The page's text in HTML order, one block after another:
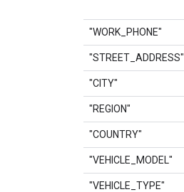
"WORK_PHONE"
"STREET_ADDRESS"
"CITY"
"REGION"
"COUNTRY"
"VEHICLE_MODEL"
"VEHICLE_TYPE"